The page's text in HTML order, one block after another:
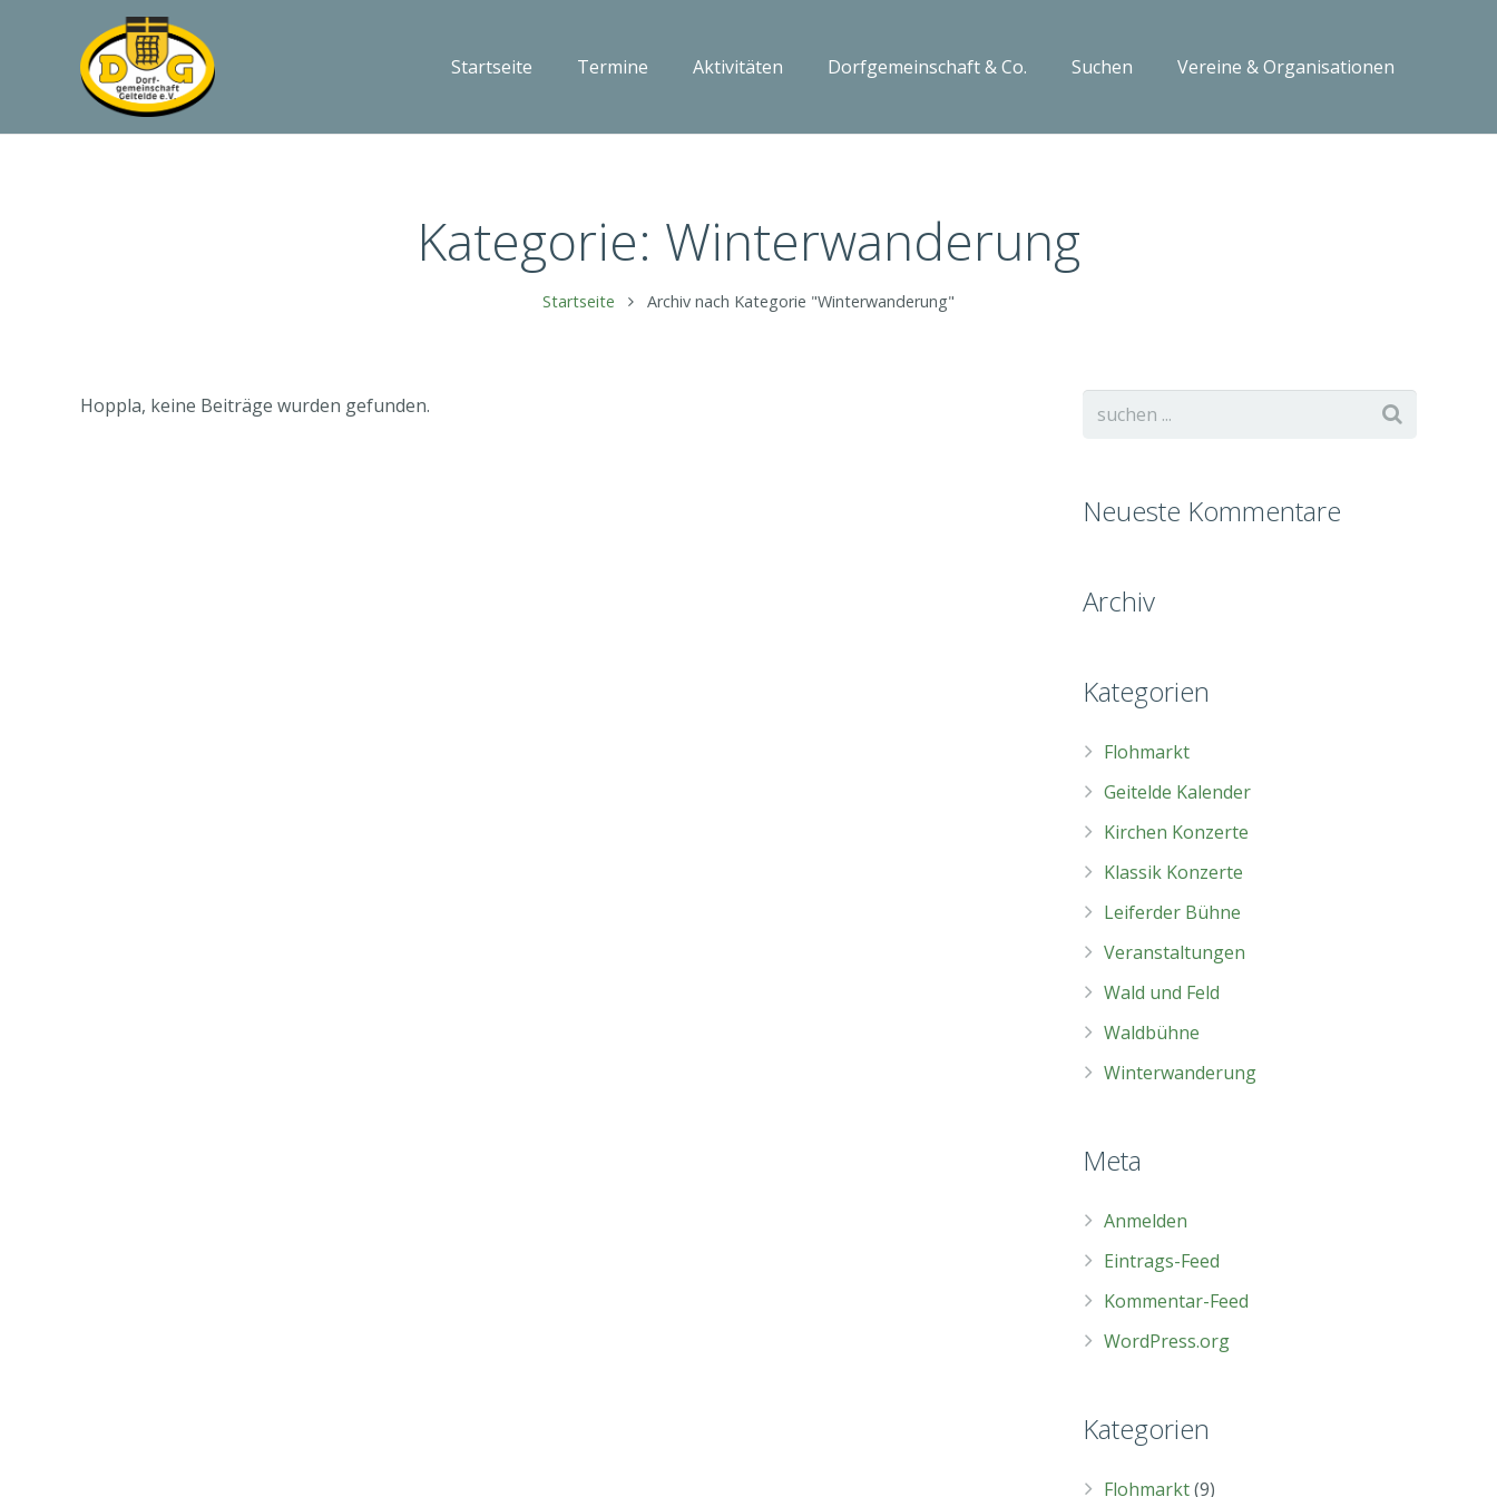
Startseite Termine Aktivitäten Dorfgemeinschaft & Co. Suchen Vereine & Organisationen
Kategorie: Winterwanderung
Startseite Archiv nach Kategorie "Winterwanderung"
Hoppla, keine Beiträge wurden gefunden.
Neueste Kommentare
Archiv
Kategorien
Flohmarkt
Geitelde Kalender
Kirchen Konzerte
Klassik Konzerte
Leiferder Bühne
Veranstaltungen
Wald und Feld
Waldbühne
Winterwanderung
Meta
Anmelden
Eintrags-Feed
Kommentar-Feed
WordPress.org
Kategorien
Flohmarkt(9)